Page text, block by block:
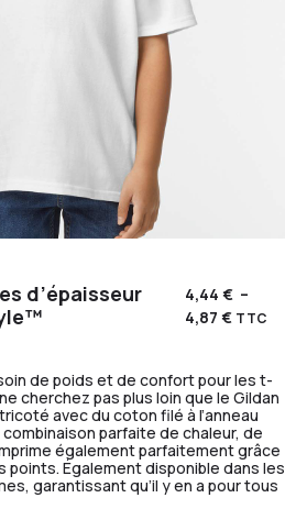
d’épaisseur
4,44 € –
4,87 € TTC
de poids et de confort pour les t-
cherchez pas plus loin que le Gildan
avec du coton filé à l’anneau
parfaite de chaleur, de
également parfaitement grâce
points. Également disponible dans les
garantissant qu’il y en a pour tous